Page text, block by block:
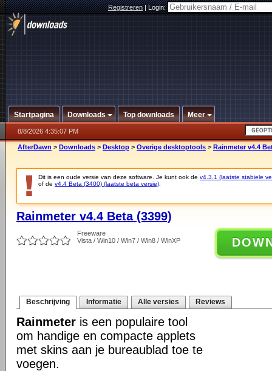
Registreren|Login:
Startpagina Downloads Top downloads Meer
8/8/2026 4:35:07 PM
AfterDawn > Downloads > Desktop > Overige desktoptools > Rainmeter v4.4
Dit is een oude versie van deze software. Je kunt ook de v4.3.1 (laatste stabiele
of de v4.4 Beta (3400) (laatste beta versie)
Rainmeter v4.4 Beta (3399)
Freeware
Vista / Win10 / Win7 / Win8 / WinXP
Beschrijving Informatie Alle versies Reviews
Rainmeter is een populaire tool
om handige en compacte applets
met skins aan je bureaublad toe te
voegen.